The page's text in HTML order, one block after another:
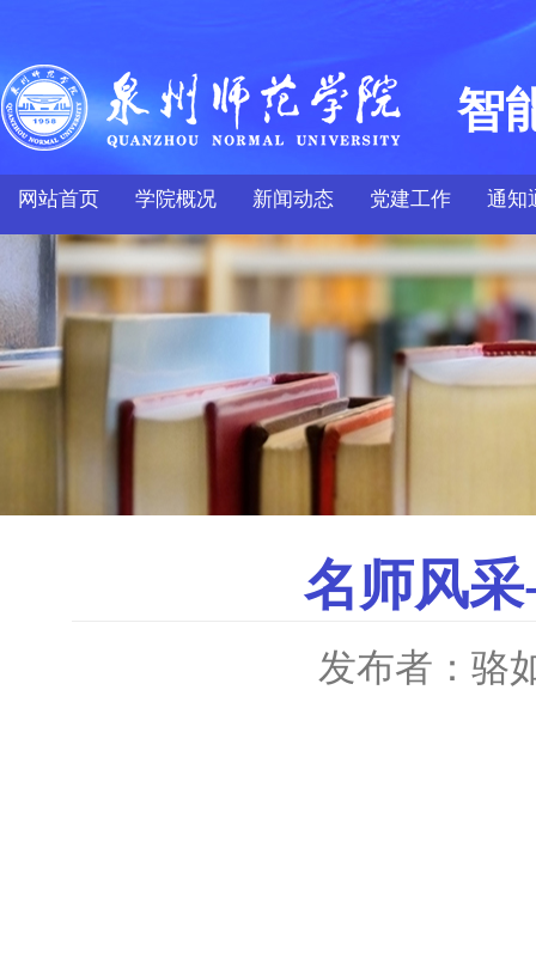
智
网站首页 学院概况 新闻动态 党建工作 通知
名师风
发布者：骆